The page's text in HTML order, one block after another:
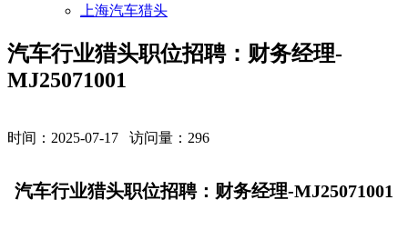
上海汽车猎头
汽车行业猎头职位招聘：财务经理-
MJ25071001
时间：2025-07-17 访问量： 296
汽车行业猎头职位招聘：财务经理-MJ25071001